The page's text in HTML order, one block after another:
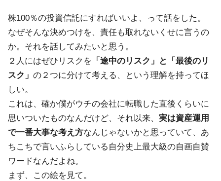
株100％の投資信託にすればいいよ、って話をした。
なぜそんな決めつけを、責任も取れないくせに言うの
か。それを話してみたいと思う。
２人にはぜひリスクを 「途中のリスク」と「最後のリ
スク」 の２つに分けて考える、という理解を持ってほ
しい。
これは、確か僕がウチの会社に転職した直後くらいに
思いついたものなんだけど、それ以来、 実は資産運用
で一番大事な考え方なんじゃないかと思っていて、あ
ちこちで言いふらしている自分史上最大級の自画自賛
ワードなんだよね。
まず、この絵を見て。